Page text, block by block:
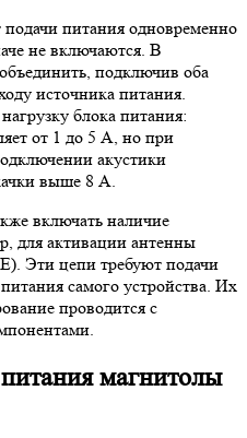
питания одновременно
не включаются. В
подключив оба
источника питания.
блока питания:
от 1 до 5 А, но при
акустики
выше 8 А.
включать наличие
для активации антенны
Эти цепи требуют подачи
самого устройства. Их
проводится с
магнитолы